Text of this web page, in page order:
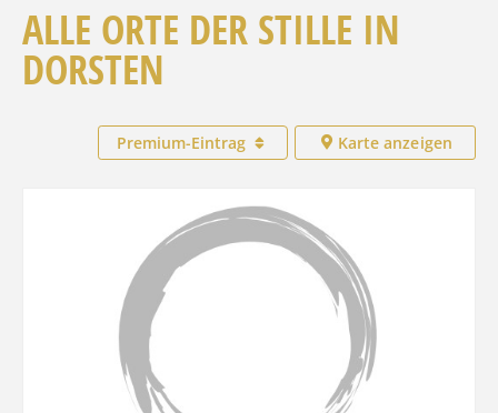
ALLE ORTE DER STILLE IN
DORSTEN
Premium-Eintrag Karte anzeigen